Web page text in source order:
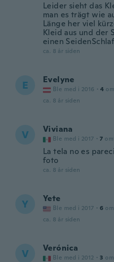
Leider sieht das
man es trägt wie
Länge her viel
Kleid aus und der
einen
ca. 8 år siden
E Evelyne
Ble med i 2016 · 4
ca. 8 år siden
V Viviana
Ble med i 2017 · 7
La tela no es
foto
ca. 8 år siden
Y Yete
Ble med i 2017 · 6
ca. 8 år siden
V Verónica
Ble med i 2012 · 3